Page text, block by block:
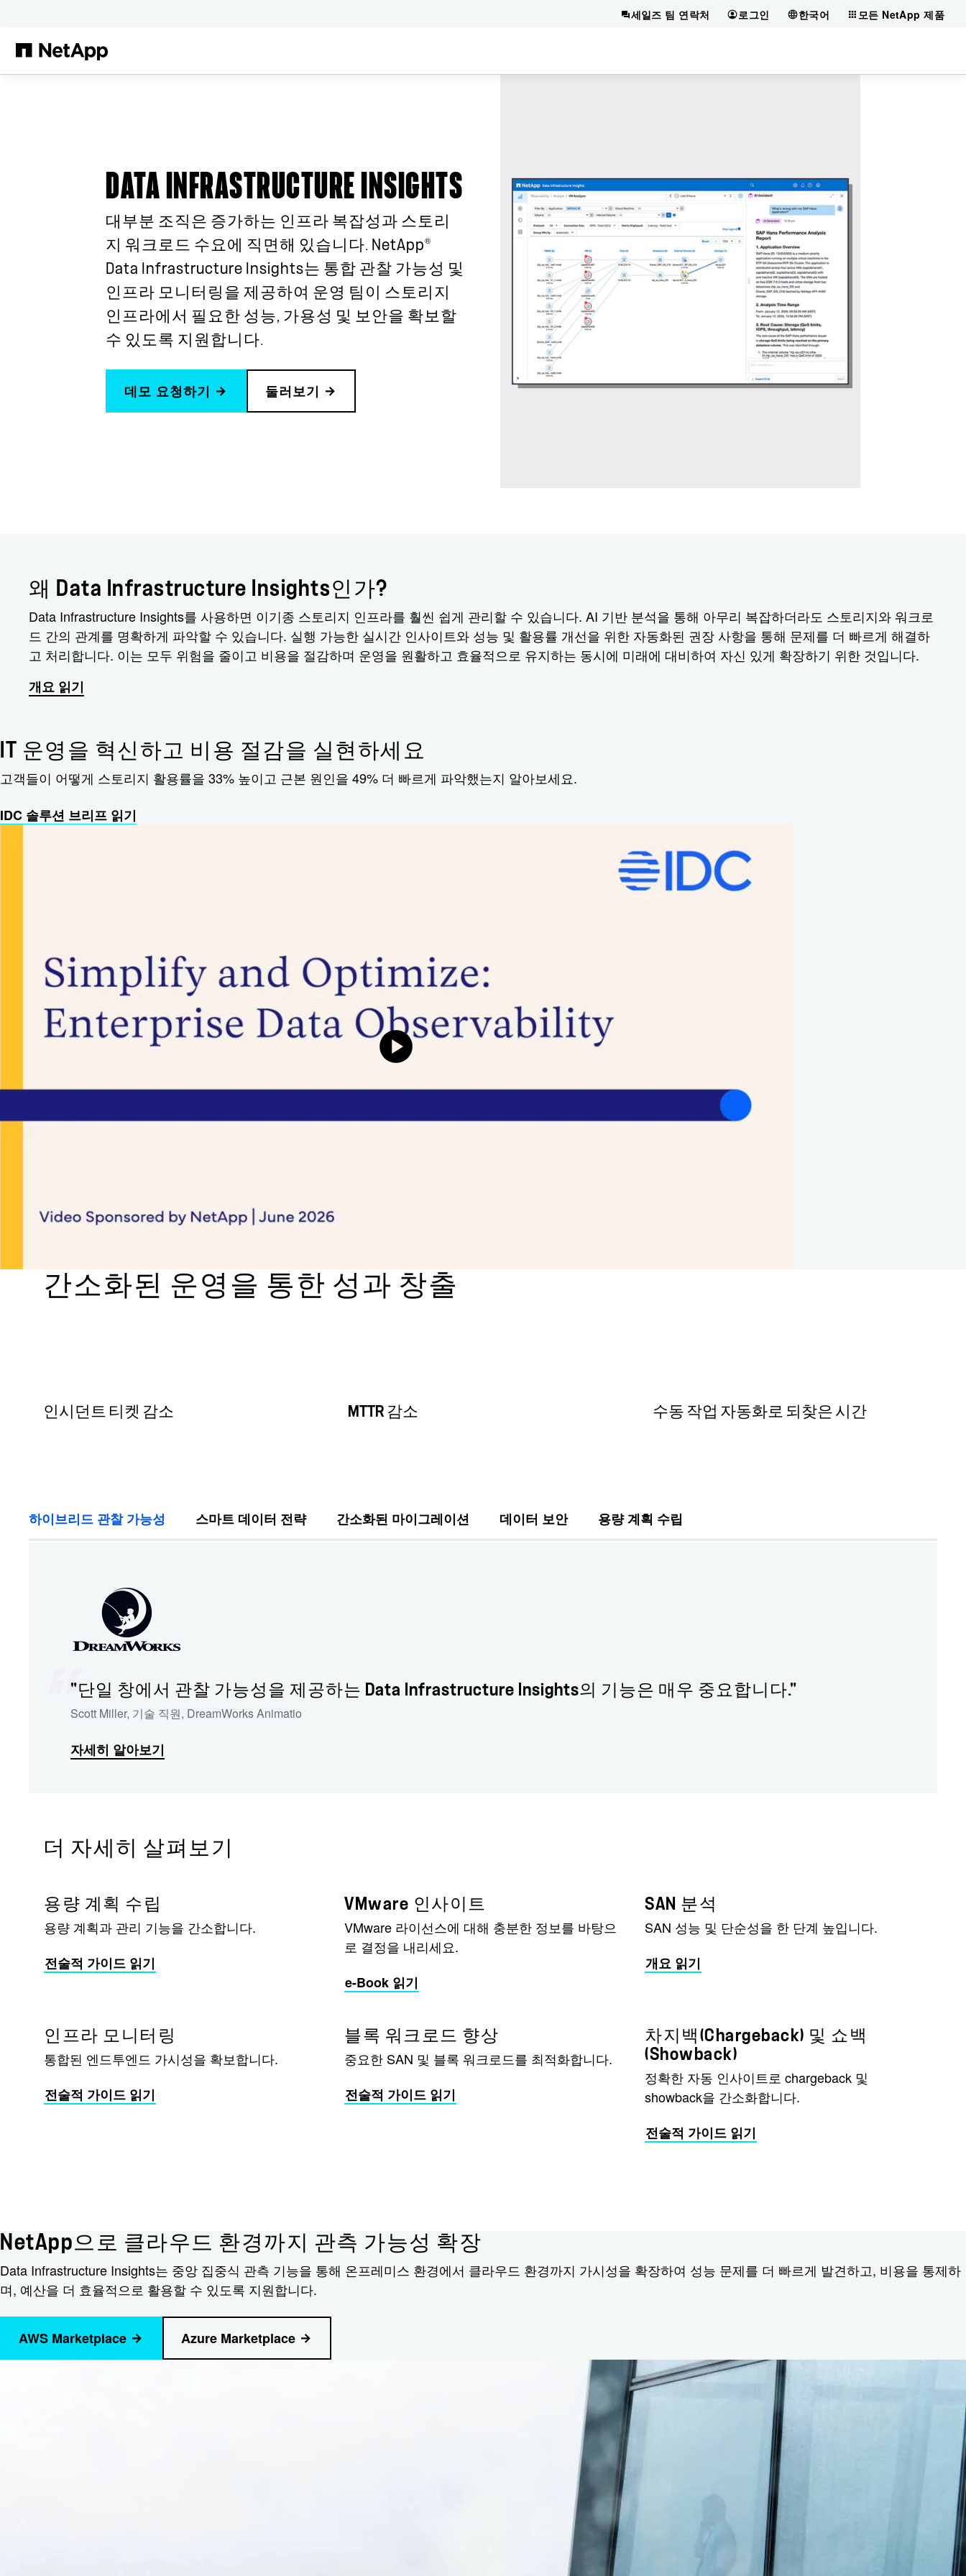
세일즈 팀 연락처 로그인 한국어 모든 NetApp 제품
DATA INFRASTRUCTURE INSIGHTS
대부분 조직은 증가하는 인프라 복잡성과 스토리
지 워크로드 수요에 직면해 있습니다. NetApp®
Data Infrastructure Insights는 통합 관찰 가능성 및
인프라 모니터링을 제공하여 운영 팀이 스토리지
인프라에서 필요한 성능, 가용성 및 보안을 확보할
수 있도록 지원합니다.
데모 요청하기 둘러보기
왜 Data Infrastructure Insights인가?
Data Infrastructure Insights를 사용하면 이기종 스토리지 인프라를 훨씬 쉽게 관리할 수 있습니다. AI 기반 분석을 통해 아무리 복잡하더라도 스토리지와 워크로
드 간의 관계를 명확하게 파악할 수 있습니다. 실행 가능한 실시간 인사이트와 성능 및 활용률 개선을 위한 자동화된 권장 사항을 통해 문제를 더 빠르게 해결하
고 처리합니다. 이는 모두 위험을 줄이고 비용을 절감하며 운영을 원활하고 효율적으로 유지하는 동시에 미래에 대비하여 자신 있게 확장하기 위한 것입니다.
개요 읽기
IT 운영을 혁신하고 비용 절감을 실현하세요
고객들이 어떻게 스토리지 활용률을 33% 높이고 근본 원인을 49% 더 빠르게 파악했는지 알아보세요.
IDC 솔루션 브리프 읽기
간소화된 운영을 통한 성과 창출
인시던트 티켓 감소 MTTR 감소 수동 작업 자동화로 되찾은 시간
하이브리드 관찰 가능성 스마트 데이터 전략 간소화된 마이그레이션 데이터 보안 용량 계획 수립
"단일 창에서 관찰 가능성을 제공하는 Data Infrastructure Insights의 기능은 매우 중요합니다."
Scott Miller, 기술 직원, DreamWorks Animatio
자세히 알아보기
더 자세히 살펴보기
용량 계획 수립
용량 계획과 관리 기능을 간소합니다.
전술적 가이드 읽기
VMware 인사이트
VMware 라이선스에 대해 충분한 정보를 바탕으
로 결정을 내리세요.
e-Book 읽기
SAN 분석
SAN 성능 및 단순성을 한 단계 높입니다.
개요 읽기
인프라 모니터링
통합된 엔드투엔드 가시성을 확보합니다.
전술적 가이드 읽기
블록 워크로드 향상
중요한 SAN 및 블록 워크로드를 최적화합니다.
전술적 가이드 읽기
차지백(Chargeback) 및 쇼백
(Showback)
정확한 자동 인사이트로 chargeback 및
showback을 간소화합니다.
전술적 가이드 읽기
NetApp으로 클라우드 환경까지 관측 가능성 확장
Data Infrastructure Insights는 중앙 집중식 관측 기능을 통해 온프레미스 환경에서 클라우드 환경까지 가시성을 확장하여 성능 문제를 더 빠르게 발견하고, 비용을 통제하
며, 예산을 더 효율적으로 활용할 수 있도록 지원합니다.
AWS Marketplace Azure Marketplace